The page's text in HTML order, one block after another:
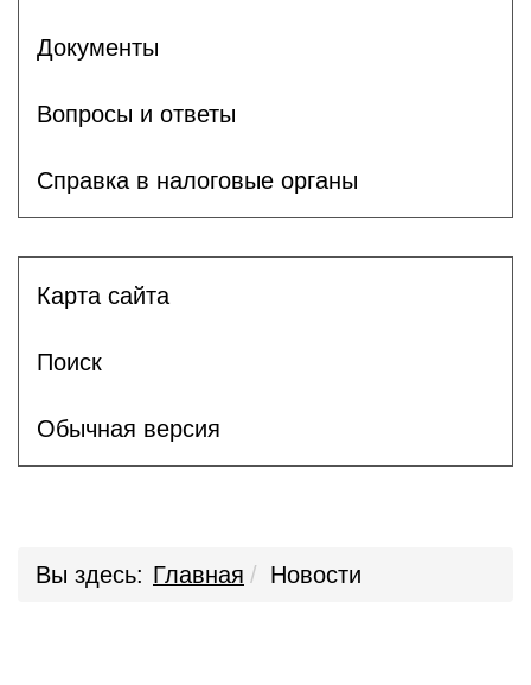
Документы
Вопросы и ответы
Справка в налоговые органы
Карта сайта
Поиск
Обычная версия
Вы здесь: Главная Новости